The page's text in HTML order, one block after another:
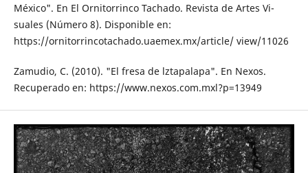
México". En El Ornitorrinco Tachado. Revista de Artes Vi­
suales (Número 8). Disponible en:
https://ornitorrincotachado.uaemex.mx/article/ view/11026
Zamudio, C. (2010). "El fresa de lztapalapa". En Nexos.
Recuperado en: https://www.nexos.com.mxl?p=13949